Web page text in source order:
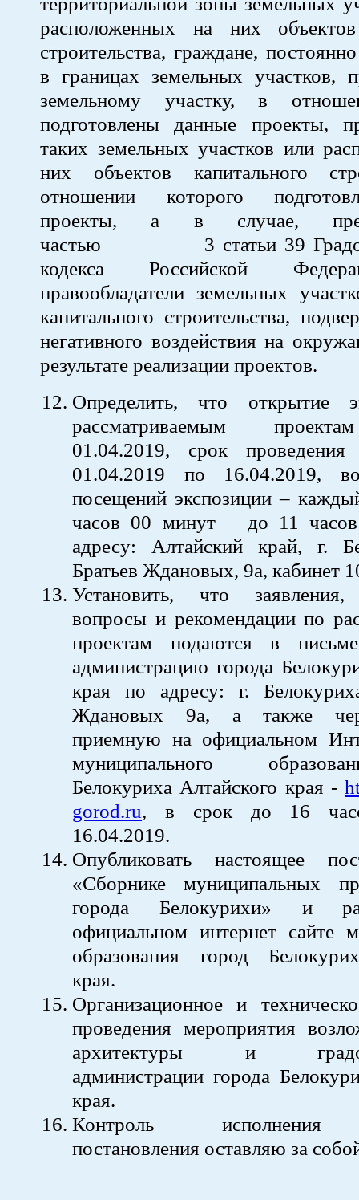
расположенных на них объектов
строительства, граждане,
в границах земельных участков,
земельному участку, в
подготовлены данные проекты,
таких земельных участков или
них объектов капитального
отношении которого
проекты, а в случае,
частью 3 статьи 39
кодекса Российской
правообладатели земельных
капитального строительства,
негативного воздействия на
результате реализации проектов.
Определить, что открытие
рассматриваемым
01.04.2019, срок проведения
01.04.2019 по 16.04.2019,
посещений экспозиции –
часов 00 минут до 11
адресу: Алтайский край, г.
Братьев Ждановых, 9а, кабинет
Установить, что заявления,
вопросы и рекомендации по
проектам подаются в
администрацию города
края по адресу: г.
Ждановых 9а, а также
приемную на официальном
муниципального
Белокуриха Алтайского края -
gorod.ru, в срок до 16
16.04.2019.
Опубликовать настоящее
«Сборнике муниципальных
города Белокурихи» и
официальном интернет сайте
образования город
края.
Организационное и
проведения мероприятия
архитектуры и
администрации города
края.
Контроль исполнения
постановления оставляю за